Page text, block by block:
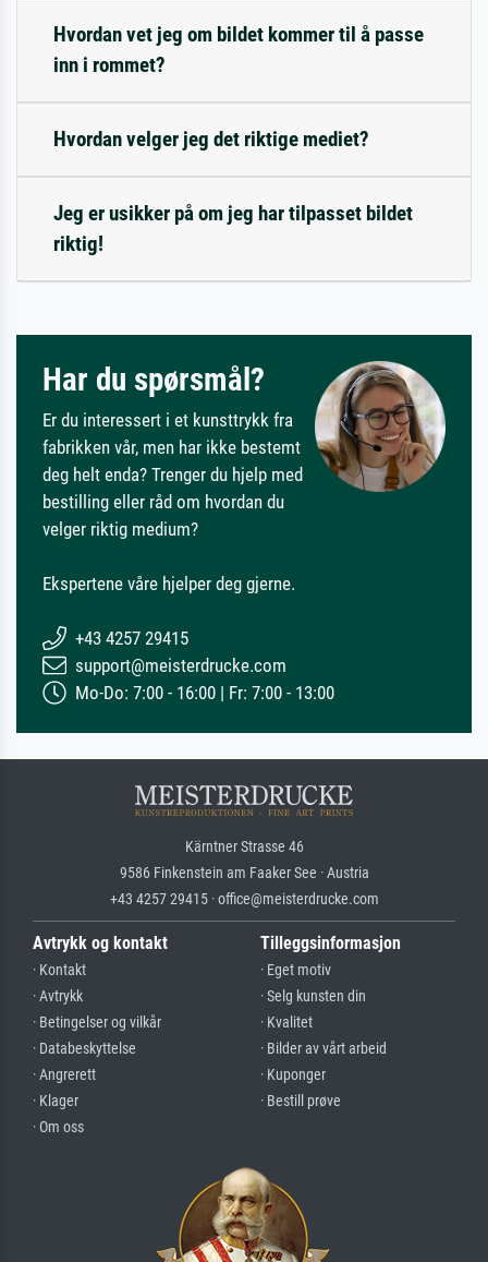
Hvordan vet jeg om bildet kommer til å passe
inn i rommet?
Hvordan velger jeg det riktige mediet?
Jeg er usikker på om jeg har tilpasset bildet
riktig!
Har du spørsmål?
Er du interessert i et kunsttrykk fra
fabrikken vår, men har ikke bestemt
deg helt enda? Trenger du hjelp med
bestilling eller råd om hvordan du
velger riktig medium?
Ekspertene våre hjelper deg gjerne.
+43 4257 29415
support@meisterdrucke.com
Mo-Do: 7:00 - 16:00 | Fr: 7:00 - 13:00
Kärntner Strasse 46
9586 Finkenstein am Faaker See · Austria
+43 4257 29415 · office@meisterdrucke.com
Avtrykk og kontakt
· Kontakt
· Avtrykk
· Betingelser og vilkår
· Databeskyttelse
· Angrerett
· Klager
· Om oss
Tilleggsinformasjon
· Eget motiv
· Selg kunsten din
· Kvalitet
· Bilder av vårt arbeid
· Kuponger
· Bestill prøve